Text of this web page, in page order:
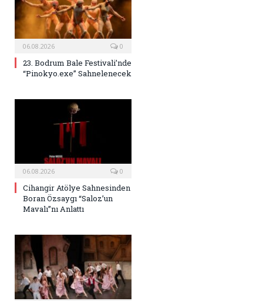
06.08.2026 0
23. Bodrum Bale Festivali’nde
“Pinokyo.exe” Sahnelenecek
06.08.2026 0
Cihangir Atölye Sahnesinden
Boran Özsaygı “Saloz’un
Mavalı”nı Anlattı